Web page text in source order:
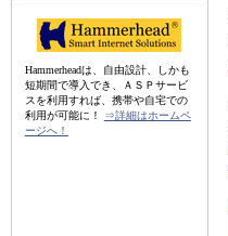
Hammerheadは、自由設計、しかも
短期間で導入でき、ＡＳＰサービ
スを利用すれば、携帯や自宅での
利用が可能に！
⇒詳細はホームペ
ージへ！